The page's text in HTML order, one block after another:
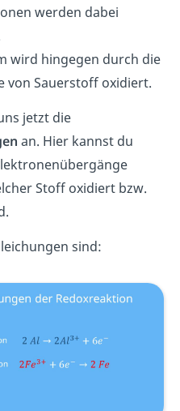
werden dabei
wird hingegen durch die
von Sauerstoff oxidiert.
jetzt die
an. Hier kannst du
Stoff oxidiert bzw.
sind: